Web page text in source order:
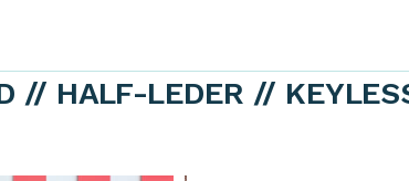
HALF-LEDER //